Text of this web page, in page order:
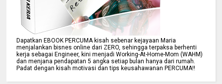
Dapatkan EBOOK PERCUMA kisah sebenar kejayaan Maria
menjalankan bisnes online dari ZERO, sehingga terpaksa berhenti
kerja sebagai Engineer, kini menjadi Working-At-Home-Mom (WAHM)
dan menjana pendapatan 5 angka setiap bulan hanya dari rumah.
Padat dengan kisah motivasi dan tips keusahawanan PERCUMA!!